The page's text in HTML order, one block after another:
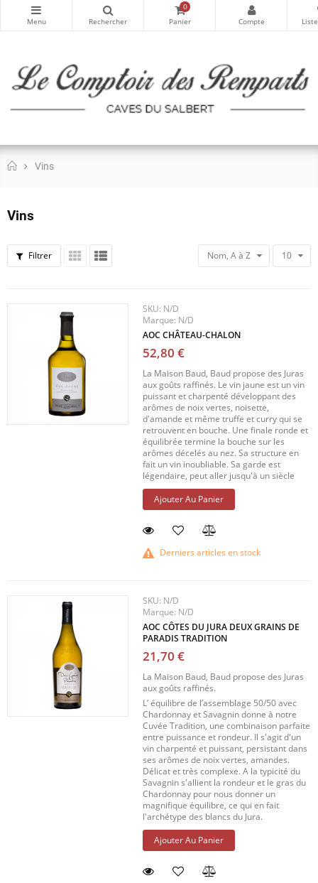
0
Vins
Vins
Filtrer Nom, A à Z 10
SKU: N/D
Marque: N/D
AOC CHÂTEAU-CHALON
52,80 €
La Maison Baud, Baud propose des Juras
aux goûts raffinés. Le vin jaune est un vin
puissant et charpenté développant des
arômes de noix vertes, noisette,
d'amande et même truffe et curry qui se
retrouvent en bouche. Une finale ronde et
équilibrée termine la bouche sur les
arômes décelés au nez. Sa structure en
fait un vin inoubliable. Sa garde est
légendaire, peut aller jusqu'à un siècle
Ajouter Au Panier
Derniers articles en stock
SKU: N/D
Marque: N/D
AOC CÔTES DU JURA DEUX GRAINS DE
PARADIS TRADITION
21,70 €
La Maison Baud, Baud propose des Juras
aux goûts raffinés.
L’ équilibre de l’assemblage 50/50 avec
Chardonnay et Savagnin donne à notre
Cuvée Tradition, une combinaison parfaite
entre puissance et rondeur. Il s'agit d'un
vin charpenté et puissant, persistant dans
ses arômes de noix vertes, amandes.
Délicat et très complexe. A la typicité du
Savagnin s'allient la rondeur et le gras du
Chardonnay pour nous donner un
magnifique équilibre, ce qui en fait
l'archétype des blancs du Jura.
Ajouter Au Panier